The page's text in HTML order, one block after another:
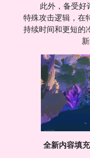
此外，备受好
特殊攻击逻辑，在
持续时间和更短的
全新内容填